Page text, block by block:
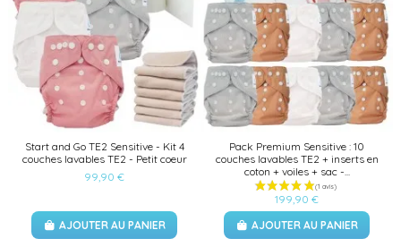
Start and Go TE2 Sensitive - Kit 4
couches lavables TE2 - Petit coeur
99,90 €
AJOUTER AU PANIER
Pack Premium Sensitive : 10
couches lavables TE2 + inserts en
coton + voiles + sac -...
199,90 €
AJOUTER AU PANIER